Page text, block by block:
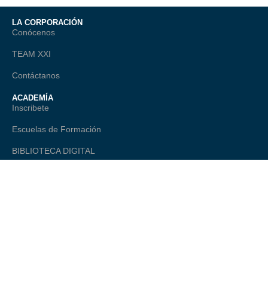
LA CORPORACIÓN
Conócenos
TEAM XXI
Contáctanos
ACADEMÍA
Inscribete
Escuelas de Formación
BIBLIOTECA DIGITAL